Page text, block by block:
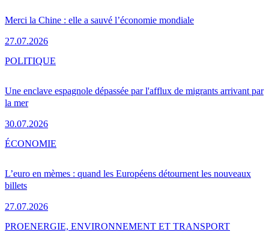
Merci la Chine : elle a sauvé l’économie mondiale
27.07.2026
Une enclave espagnole dépassée par l'afflux de migrants arrivant par
la mer
30.07.2026
POLITIQUE
L’euro en mèmes : quand les Européens détournent les nouveaux
billets
27.07.2026
ÉCONOMIE
PROENERGIE, ENVIRONNEMENT ET TRANSPORT